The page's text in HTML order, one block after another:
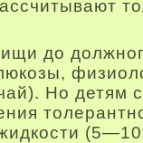
до
Но детям